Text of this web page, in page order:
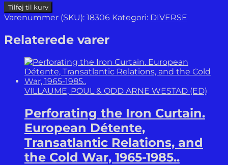
A
Colour
of
Poisonous
Tilføj til kurv
Varenummer (SKU): 18306 Kategori: DIVERSE
Relaterede varer
VILLAUME, POUL & ODD ARNE WESTAD (ED)
Perforating the Iron Curtain.
European Détente,
Transatlantic Relations, and
the Cold War, 1965-1985..